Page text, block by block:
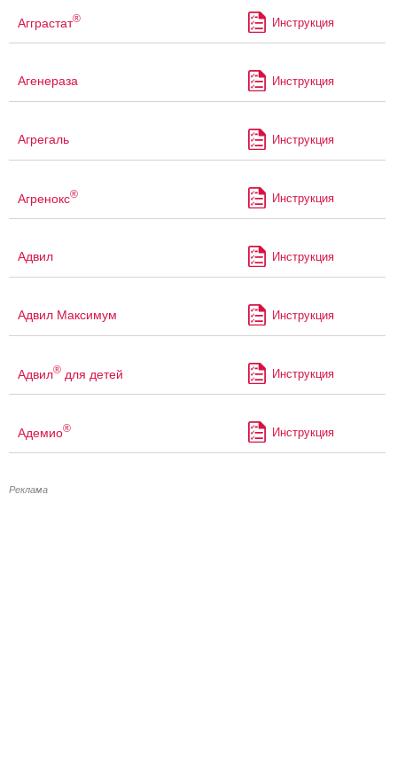
Агграстат® Инструкция
Агенераза Инструкция
Агрегаль Инструкция
Агренокс® Инструкция
Адвил Инструкция
Адвил Максимум Инструкция
Адвил® для детей Инструкция
Адемио® Инструкция
Реклама